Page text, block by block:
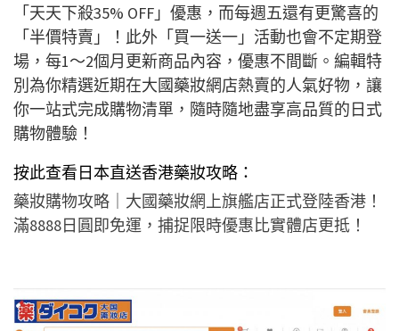
「天天下殺35% OFF」優惠，而每週五還有更驚喜的
「半價特賣」！此外「買一送一」活動也會不定期登
場，每1～2個月更新商品內容，優惠不間斷。編輯特
別為你精選近期在大國藥妝網店熱賣的人氣好物，讓
你一站式完成購物清單，隨時隨地盡享高品質的日式
購物體驗！
按此查看日本直送香港藥妝攻略：
藥妝購物攻略｜大國藥妝網上旗艦店正式登陸香港！
滿8888日圓即免運，捕捉限時優惠比實體店更抵！